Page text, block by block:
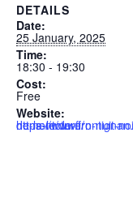
DETAILS
Date:
25 January, 2025
Time:
18:30 - 19:30
Cost:
Free
Website:
https://www.frontignan.fr/evenement/de-firn-nuit-noire-de-la-lecture/